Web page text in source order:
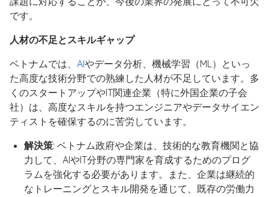
です。
人材の不足とスキルギャップ
ベトナムでは、 AIやデータ分析、機械学習（ML）といっ
た高度な技術分野での熟練した人材が不足しています。多
くのスタートアップやIT関連企業（特に外国企業の子会
社）は、高度なスキルを持つエンジニアやデータサイエン
ティストを確保するのに苦労しています。
解決策: ベトナム政府や企業は、技術的な教育機関と協
力して、AIやIT分野の専門家を育成するためのプログ
ラムを強化する必要があります。また、企業は継続的
なトレーニングとスキル開発を通じて、既存の労働力